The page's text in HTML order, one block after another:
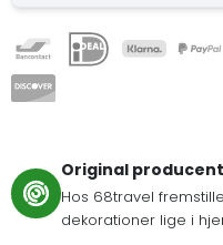
Original producent
Hos 68travel
dekorationer lige i